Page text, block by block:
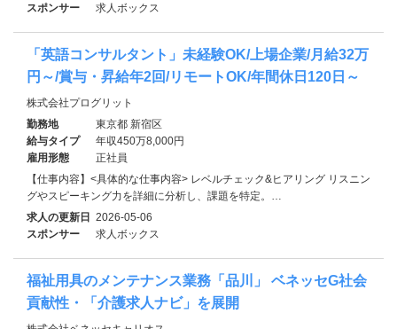
スポンサー
求人ボックス
「英語コンサルタント」未経験OK/上場企業/月給32万
円～/賞与・昇給年2回/リモートOK/年間休日120日～
株式会社プログリット
勤務地
東京都 新宿区
給与タイプ
年収450万8,000円
雇用形態
正社員
【仕事内容】<具体的な仕事内容> レベルチェック&ヒアリング リスニン
グやスピーキング力を詳細に分析し、課題を特定。…
求人の更新日 2026-05-06
スポンサー
求人ボックス
福祉用具のメンテナンス業務「品川」 ベネッセG社会
貢献性・「介護求人ナビ」を展開